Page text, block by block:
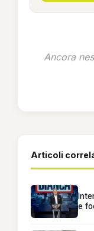
Ancora
Articoli
e